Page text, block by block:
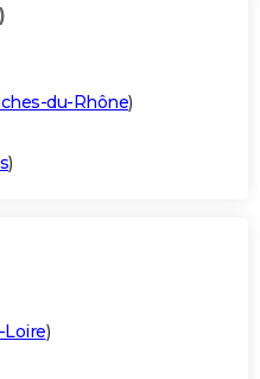
du-Rhône)
)
)